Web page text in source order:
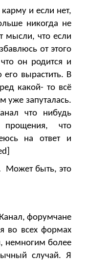
и если нет,
никогда не
мысли, что если
от этого
он родится и
вырастить. В
какой- то всё
уже запуталась.
что нибудь
что
на ответ и
быть, это
форумчане
во всех формах
немногим более
случай. Я